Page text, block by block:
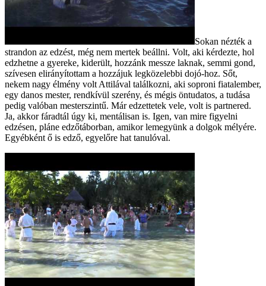
Sokan nézték a
strandon az edzést, még nem mertek beállni. Volt, aki kérdezte, hol
edzhetne a gyereke, kiderült, hozzánk messze laknak, semmi gond,
szívesen elirányítottam a hozzájuk legközelebbi dojó-hoz. Sőt,
nekem nagy élmény volt Attilával találkozni, aki soproni fiatalember,
egy danos mester, rendkívül szerény, és mégis öntudatos, a tudása
pedig valóban mesterszintű. Már edzettetek vele, volt is partnered.
Ja, akkor fáradtál úgy ki, mentálisan is. Igen, van mire figyelni
edzésen, pláne edzőtáborban, amikor lemegyünk a dolgok mélyére.
Egyébként ő is edző, egyelőre hat tanulóval.